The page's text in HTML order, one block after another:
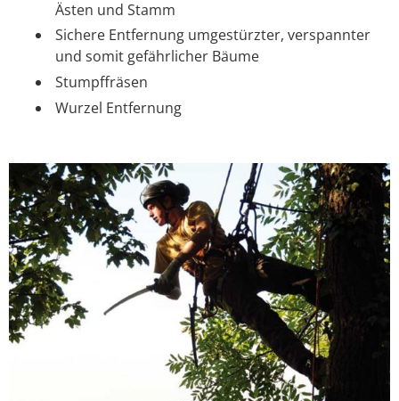
Ästen und Stamm
Sichere Entfernung umgestürzter, verspannter
und somit gefährlicher Bäume
Stumpffräsen
Wurzel Entfernung